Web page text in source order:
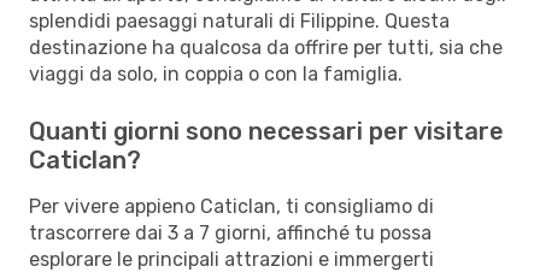
splendidi paesaggi naturali di Filippine. Questa
destinazione ha qualcosa da offrire per tutti, sia che
viaggi da solo, in coppia o con la famiglia.
Quanti giorni sono necessari per visitare
Caticlan?
Per vivere appieno Caticlan, ti consigliamo di
trascorrere dai 3 a 7 giorni, affinché tu possa
esplorare le principali attrazioni e immergerti